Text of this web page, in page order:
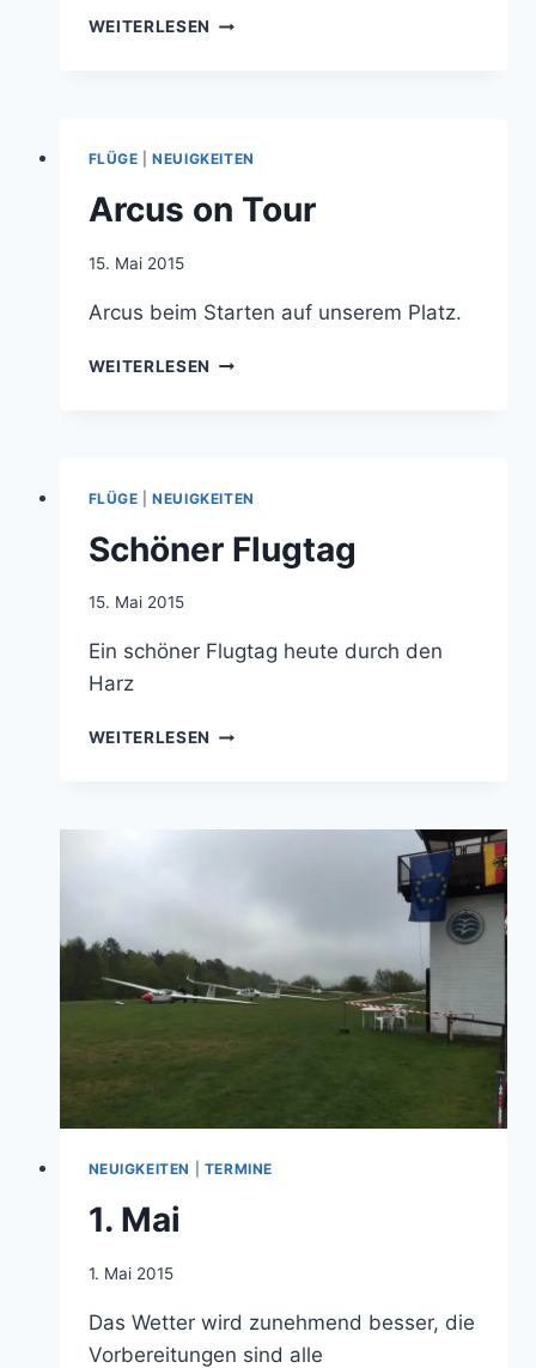
WEITERLESEN SUPER
FLÜGE |NEUIGKEITEN
Arcus on Tour
Von
15. Mai 2015
Arcus beim Starten auf unserem Platz.
WEITERLESEN ARCUS
FLÜGE |NEUIGKEITEN
Schöner Flugtag
Von
15. Mai 2015
Ein schöner Flugtag heute durch den
Harz
WEITERLESEN SCHÖNER
NEUIGKEITEN TERMINE
1. Mai
Von
1. Mai 2015
Das Wetter wird zunehmend besser, die
Vorbereitungen sind alle